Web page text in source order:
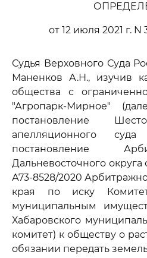
от 12 июля 2021 г. N
Судья Верховного Суда
Маненков А.Н., изучив
общества с
"Агропарк-Мирное"
постановление
апелляционного
постановление
Дальневосточного округа
А73-8528/2020
края по иску
муниципальным
Хабаровского
комитет) к обществу о
обязании передать